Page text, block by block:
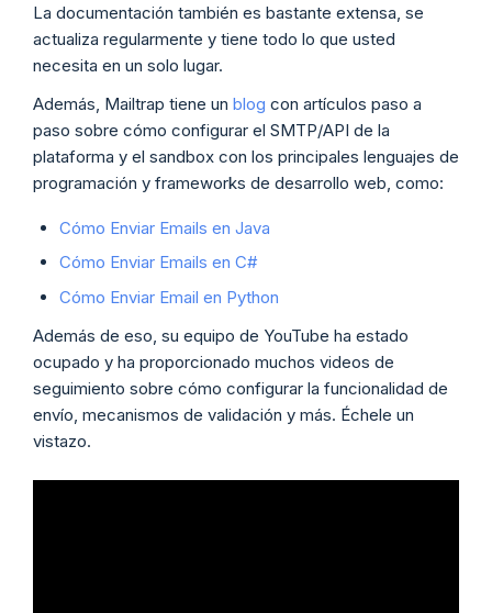
La documentación también es bastante extensa, se
actualiza regularmente y tiene todo lo que usted
necesita en un solo lugar.
Además, Mailtrap tiene un blog con artículos paso a
paso sobre cómo configurar el SMTP/API de la
plataforma y el sandbox con los principales lenguajes de
programación y frameworks de desarrollo web, como:
Cómo Enviar Emails en Java
Cómo Enviar Emails en C#
Cómo Enviar Email en Python
Además de eso, su equipo de YouTube ha estado
ocupado y ha proporcionado muchos videos de
seguimiento sobre cómo configurar la funcionalidad de
envío, mecanismos de validación y más. Échele un
vistazo.